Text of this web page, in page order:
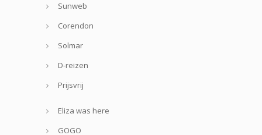
Sunweb
Corendon
Solmar
D-reizen
Prijsvrij
Eliza was here
GOGO